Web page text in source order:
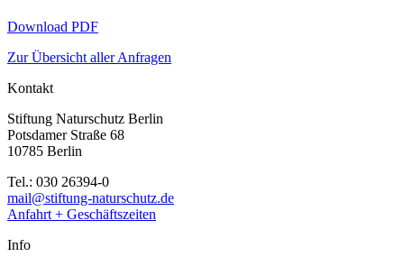
Download PDF
Zur Übersicht aller Anfragen
Kontakt
Stiftung Naturschutz Berlin
Potsdamer Straße 68
10785 Berlin
Tel.: 030 26394-0
mail@stiftung-naturschutz.de
Anfahrt + Geschäftszeiten
Info